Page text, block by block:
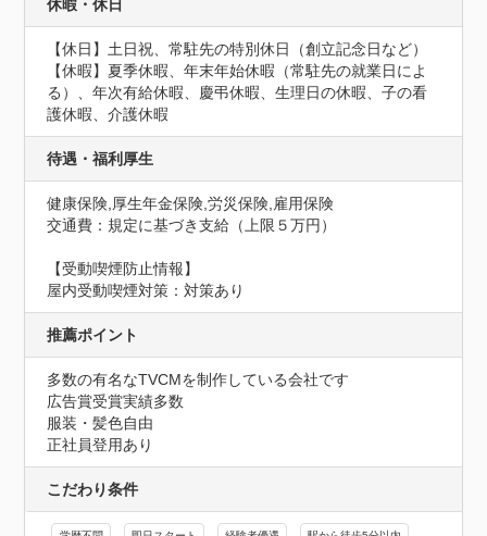
休暇・休日
【休日】土日祝、常駐先の特別休日（創立記念日など）
【休暇】夏季休暇、年末年始休暇（常駐先の就業日によ
る）、年次有給休暇、慶弔休暇、生理日の休暇、子の看
護休暇、介護休暇
待遇・福利厚生
健康保険,厚生年金保険,労災保険,雇用保険
交通費：規定に基づき支給（上限５万円）
【受動喫煙防止情報】
屋内受動喫煙対策：対策あり
推薦ポイント
多数の有名なTVCMを制作している会社です
広告賞受賞実績多数
服装・髪色自由
正社員登用あり
こだわり条件